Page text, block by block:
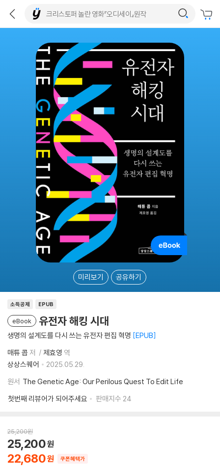
미리보기 공유하기
소득공제 EPUB
eBook 유전자 해킹 시대
생명의 설계도를 다시 쓰는 유전자 편집 혁명 EPUB
매튜 콥 저 제효영 역
상상스퀘어
2025.05.29.
원서 The Genetic Age: Our Perilous Quest To Edit Life
첫번째 리뷰어가 되어주세요
판매지수 24
25,200원
22,680
25,200
쿠폰혜택가